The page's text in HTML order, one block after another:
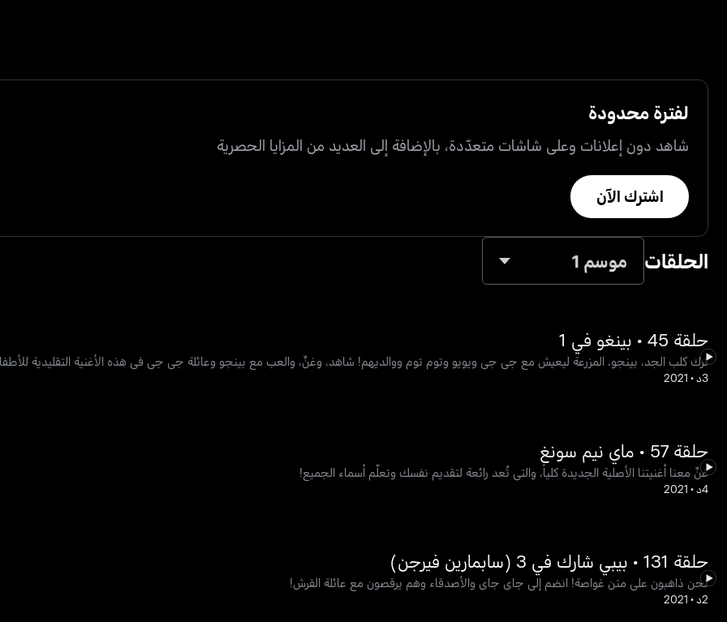
لفترة محدودة
شاهد دون إعلانات وعلى شاشات متعدّدة، بالإضافة إلى العديد من المزايا الحصرية
اشترك الآن
الحلقات موسم 1
حلقة 45 • بينغو في 1
ترك كلب الجد، بينجو، المزرعة ليعيش مع جي جي ويويو وتوم توم ووالديهم! شاهد، وغنِّ، والعب مع بينجو وعائلة جي جي في هذه الأغنية التقليدية
3د •
2021
حلقة 57 • ماي نيم سونغ
غنِّ معنا أغنيتنا الأصلية الجديدة كلياً، والتي تُعد رائعة لتقديم نفسك وتعلّم أسماء الجميع!
4د •
2021
حلقة 131 • بيبي شارك في 3 (سابمارين فيرجن)
نحن ذاهبون على متن غواصة! انضم إلى جاي جاي والأصدقاء وهم يرقصون مع عائلة القرش!
2د •
2021